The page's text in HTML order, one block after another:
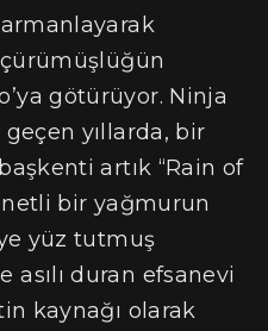
götürüyor. Ninja
geçen yıllarda, bir
artık “Rain of
bir yağmurun
yüz tutmuş
duran efsanevi
kaynağı olarak